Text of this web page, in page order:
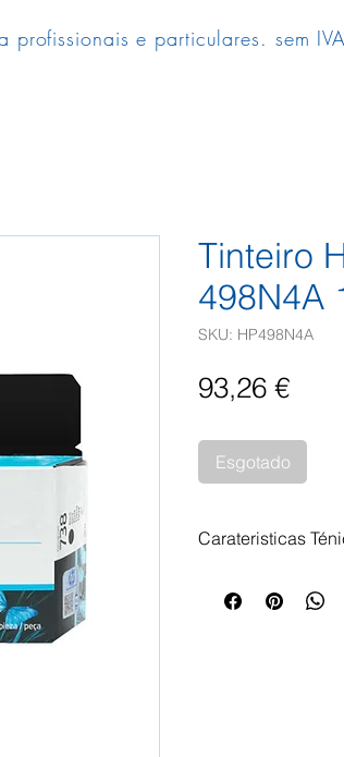
profissionais e particulares. sem
Tinteiro
498N4A
SKU: HP498N4A
93,26 €Preço
Esgotado
Carateristicas
HP DesignJet